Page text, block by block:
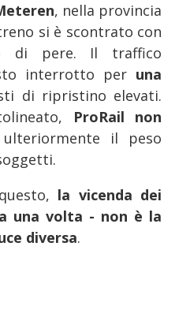
, nella provincia
si è scontrato con
di pere. Il traffico
interrotto per una
di ripristino elevati.
ProRail non
il peso
la vicenda dei
una volta - non è la
diversa.